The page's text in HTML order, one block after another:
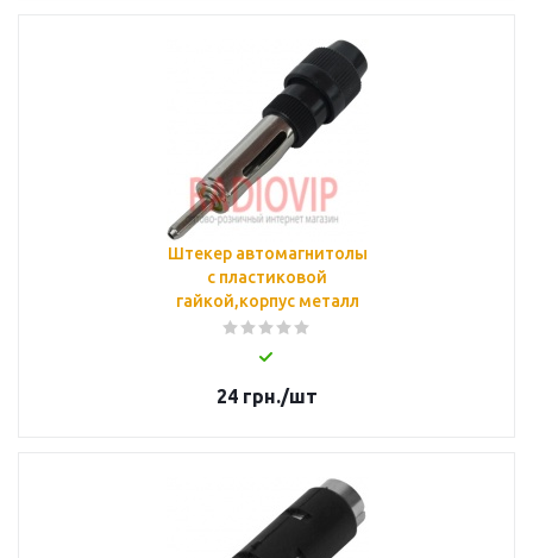
Штекер автомагнитолы
с пластиковой
гайкой,корпус металл
24 грн./шт